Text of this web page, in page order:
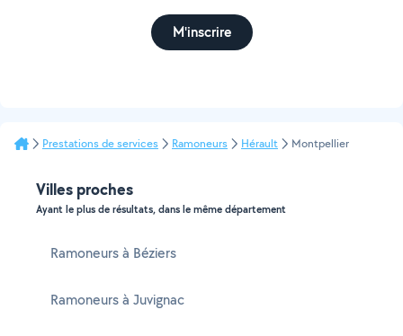
M'inscrire
Prestations de services Ramoneurs Hérault Montpellier
Villes proches
Ayant le plus de résultats, dans le même département
Ramoneurs à Béziers
Ramoneurs à Juvignac